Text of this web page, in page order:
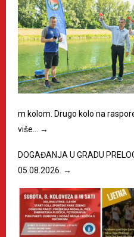
m kolom. Drugo kolo na
više… →
DOGAĐANJA U GRADU
05.08.2026. →